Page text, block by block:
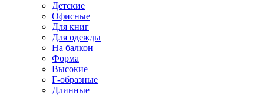
Детские
Офисные
Для книг
Для одежды
На балкон
Форма
Высокие
Г-образные
Длинные